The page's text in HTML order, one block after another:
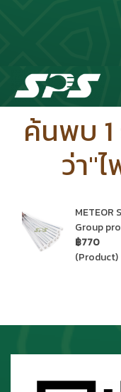
ค้นพบ 1
ว่า"
METEOR
Group
฿770
(Product)